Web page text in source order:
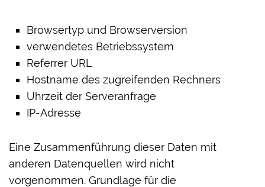
Browsertyp und Browserversion
verwendetes Betriebssystem
Referrer URL
Hostname des zugreifenden Rechners
Uhrzeit der Serveranfrage
IP-Adresse
Eine Zusammenführung dieser Daten mit
anderen Datenquellen wird nicht
vorgenommen. Grundlage für die